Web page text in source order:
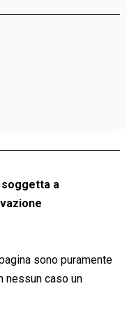
soggetta a
sono puramente
nessun caso un